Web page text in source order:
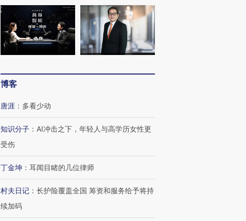
博客
唐涯 ： 多看少动
知识分子 ： AI冲击之下，年轻人与高学历女性更
受伤
丁金坤 ： 耳闻目睹的几位律师
村夫日记 ： 长护险覆盖全国 筹资和服务给予将持
续加码